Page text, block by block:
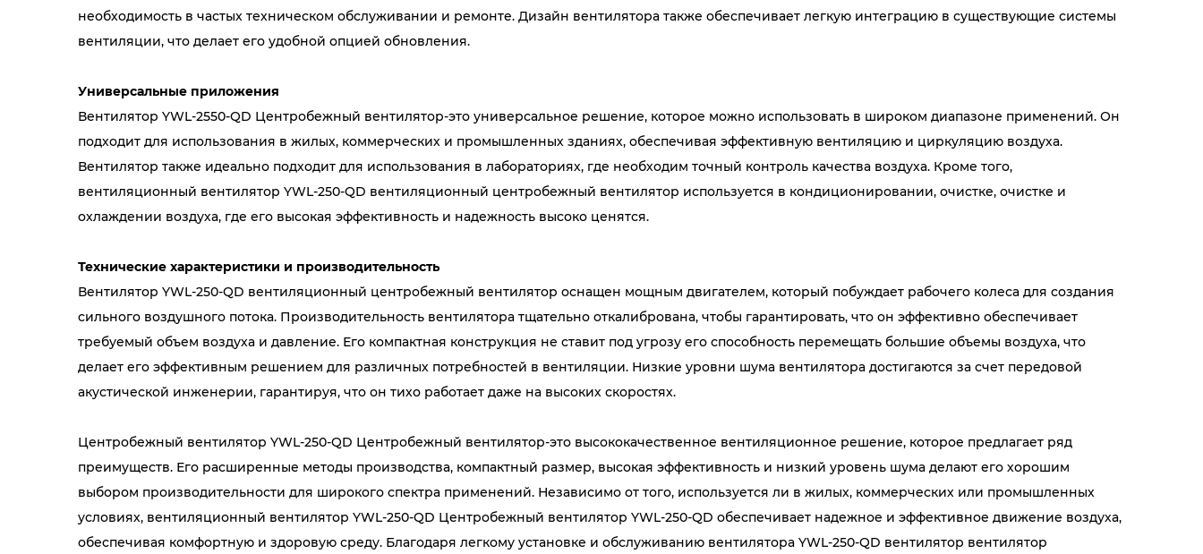
необходимость в частых техническом обслуживании и ремонте. Дизайн вентилятора также обеспечивает легкую интеграцию в существующие системы
вентиляции, что делает его удобной опцией обновления.
Универсальные приложения
Вентилятор YWL-2550-QD Центробежный вентилятор-это универсальное решение, которое можно использовать в широком диапазоне применений. Он
подходит для использования в жилых, коммерческих и промышленных зданиях, обеспечивая эффективную вентиляцию и циркуляцию воздуха.
Вентилятор также идеально подходит для использования в лабораториях, где необходим точный контроль качества воздуха. Кроме того,
вентиляционный вентилятор YWL-250-QD вентиляционный центробежный вентилятор используется в кондиционировании, очистке, очистке и
охлаждении воздуха, где его высокая эффективность и надежность высоко ценятся.
Технические характеристики и производительность
Вентилятор YWL-250-QD вентиляционный центробежный вентилятор оснащен мощным двигателем, который побуждает рабочего колеса для создания
сильного воздушного потока. Производительность вентилятора тщательно откалибрована, чтобы гарантировать, что он эффективно обеспечивает
требуемый объем воздуха и давление. Его компактная конструкция не ставит под угрозу его способность перемещать большие объемы воздуха, что
делает его эффективным решением для различных потребностей в вентиляции. Низкие уровни шума вентилятора достигаются за счет передовой
акустической инженерии, гарантируя, что он тихо работает даже на высоких скоростях.
Центробежный вентилятор YWL-250-QD Центробежный вентилятор-это высококачественное вентиляционное решение, которое предлагает ряд
преимуществ. Его расширенные методы производства, компактный размер, высокая эффективность и низкий уровень шума делают его хорошим
выбором производительности для широкого спектра применений. Независимо от того, используется ли в жилых, коммерческих или промышленных
условиях, вентиляционный вентилятор YWL-250-QD Центробежный вентилятор YWL-250-QD обеспечивает надежное и эффективное движение воздуха,
обеспечивая комфортную и здоровую среду. Благодаря легкому установке и обслуживанию вентилятора YWL-250-QD вентилятор вентилятор